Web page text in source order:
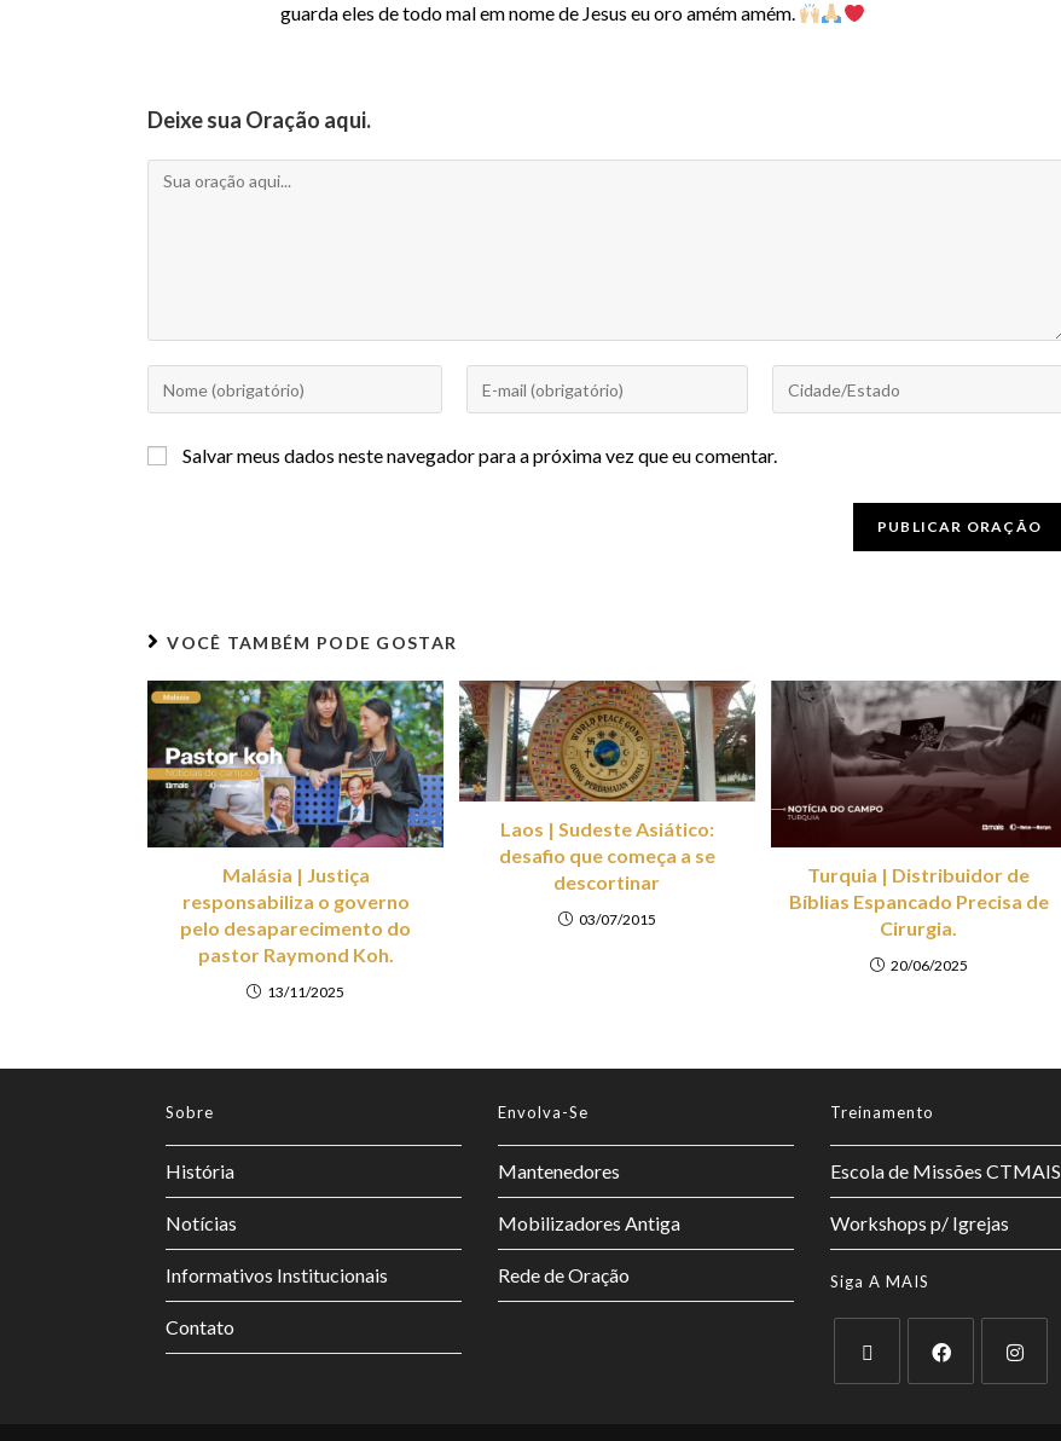
guarda eles de todo mal em nome de Jesus eu oro amém amém.
Deixe sua Oração aqui.
Salvar meus dados neste navegador para a próxima vez que eu comentar.
VOCÊ TAMBÉM PODE GOSTAR
Malásia | Justiça
responsabiliza o governo
pelo desaparecimento do
pastor Raymond Koh.
13/11/2025
Laos | Sudeste Asiático:
desafio que começa a se
descortinar
03/07/2015
Turquia | Distribuidor de
Bíblias Espancado Precisa de
Cirurgia.
20/06/2025
Sobre
História
Notícias
Informativos Institucionais
Contato
Envolva-Se
Mantenedores
Mobilizadores Antiga
Rede de Oração
Treinamento
Escola de Missões CTMAIS
Workshops p/ Igrejas
Siga A MAIS